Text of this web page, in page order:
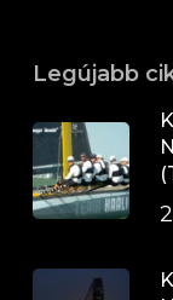
Legújabb